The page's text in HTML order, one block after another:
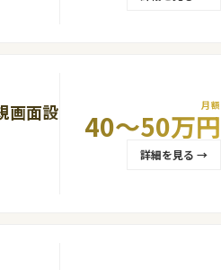
画面設
月額
40〜50万円
詳細を見る →